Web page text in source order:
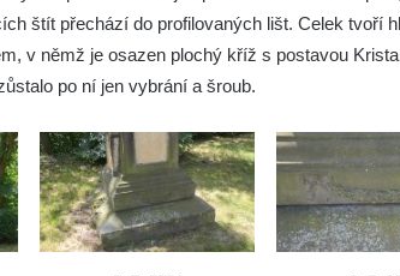
štít přechází do profilovaných lišt. Celek tvoří
v němž je osazen plochý kříž s postavou
po ní jen vybrání a šroub.